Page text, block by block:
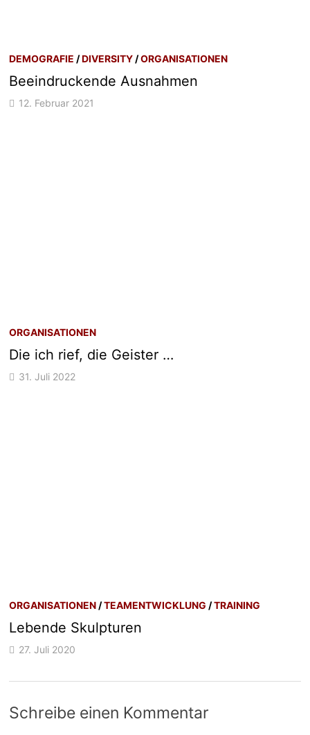
DEMOGRAFIE /DIVERSITY /ORGANISATIONEN
Beeindruckende Ausnahmen
12. Februar 2021
ORGANISATIONEN
Die ich rief, die Geister …
31. Juli 2022
ORGANISATIONEN /TEAMENTWICKLUNG /TRAINING
Lebende Skulpturen
27. Juli 2020
Schreibe einen Kommentar